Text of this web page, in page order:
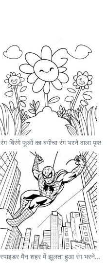
रंग-बिरंगे फूलों का बगीचा रंग भरने वाला पृष्ठ
स्पाइडर मैन शहर में झूलता हुआ रंग भरने वाला पृष्ठ